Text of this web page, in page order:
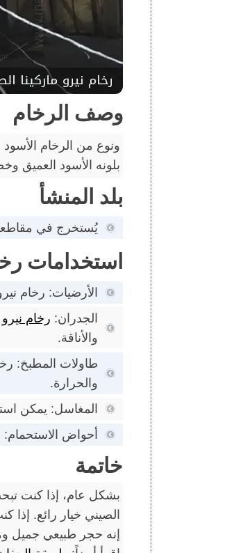
وصف الرخام
ونوع من الرخام
بلونه الأسود العميق
بلد المنشأ
يُستخرج في
استخدامات
الأرضيات: رخام
الجدران: رخام نيرو
والأناقة.
طاولات المطبخ:
والحرارة.
المغاسل: يمكن
أحواض الاستحمام:
خاتمة
بشكل عام، إذا كنت
الصيني خيار رائع. إذا
إنه حجر طبيعي جميل